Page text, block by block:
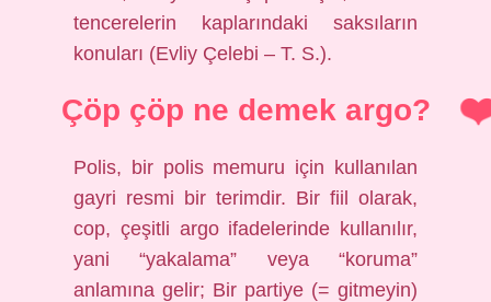
tencerelerin kaplarındaki saksıların
konuları (Evliy Çelebi – T. S.).
Çöp çöp ne demek argo?
Polis, bir polis memuru için kullanılan
gayri resmi bir terimdir. Bir fiil olarak,
cop, çeşitli argo ifadelerinde kullanılır,
yani “yakalama” veya “koruma”
anlamına gelir; Bir partiye (= gitmeyin)